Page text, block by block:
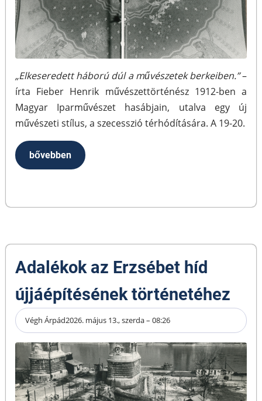
„Elkeseredett háború dúl a művészetek berkeiben.”–
írta Fieber Henrik művészettörténész 1912-ben a
Magyar Iparművészet hasábjain, utalva egy új
művészeti stílus, a szecesszió térhódítására. A 19-20.
bővebben
Adalékok az Erzsébet híd
újjáépítésének történetéhez
Végh Árpád2026. május 13., szerda – 08:26